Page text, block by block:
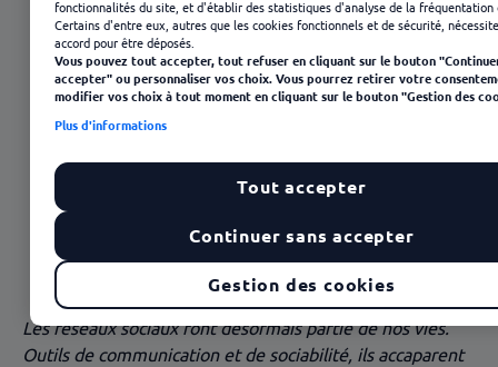
Sommaire
Le temps des interdits
Un mois par an sur les réseaux sociaux ?
Avec les smartphones, plus de contrôle qui tienne
Les réseaux sociaux font désormais partie de nos vies.
Outils de communication et de sociabilité, ils accaparent
fonctionnalités du site, et d'établir des statistiques d'analyse de la fréquentation
Certains d'entre eux, autres que les cookies fonctionnels et de sécurité,
accord pour être déposés.
Vous pouvez tout accepter, tout refuser en cliquant sur le bouton
accepter" ou personnaliser vos choix. Vous pourrez retirer votre
modifier vos choix à tout moment en cliquant sur le bouton "Gestion des
Plus d'informations
Gestion des cookies
Continuer sans accepter
Tout accepter